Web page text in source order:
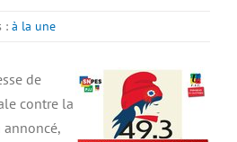
VIE SYNDICALE
PUBLICATIONS
: à la une
de
contre la
annoncé,